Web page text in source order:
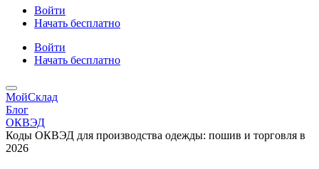
Войти
Начать бесплатно
Войти
Начать бесплатно
МойСклад
Блог
ОКВЭД
Коды ОКВЭД для производства одежды: пошив и торговля в
2026